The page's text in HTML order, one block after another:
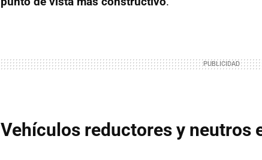
Vehículos reductores y neutros